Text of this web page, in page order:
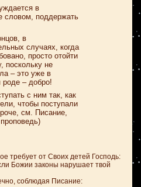
в
словом, поддержать
в
случаях, когда
просто отойти
поскольку не
– это уже в
роде – добро!
с ним так, как
чтобы поступали
см. Писание,
требует от Своих детей Господь:
Божии законы нарушает твой
соблюдая Писание: